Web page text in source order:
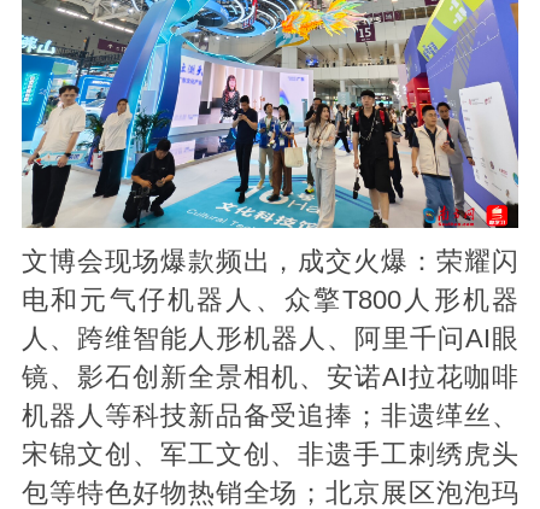
文博会现场爆款频出，成交火爆：荣耀闪
电和元气仔机器人、众擎T800人形机器
人、跨维智能人形机器人、阿里千问AI眼
镜、影石创新全景相机、安诺AI拉花咖啡
机器人等科技新品备受追捧；非遗缂丝、
宋锦文创、军工文创、非遗手工刺绣虎头
包等特色好物热销全场；北京展区泡泡玛